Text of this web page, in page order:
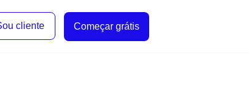
cliente Começar grátis